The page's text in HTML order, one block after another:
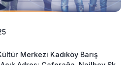
Merkezi Kadıköy Barış